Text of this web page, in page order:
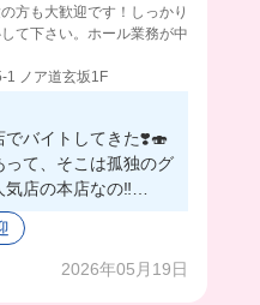
方も大歓迎です！しっかり
て下さい。ホール業務が中
1 ノア道玄坂1F
でバイトしてきた❣️🍣
って、そこは孤独のグ
店の本店なの‼️
も合いそうな人ばっ
しく働けそう🥺💓
メニュー食べれちゃう
2026年05月19日